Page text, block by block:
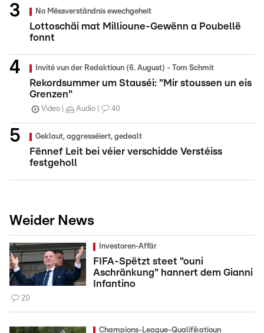
No Mëssverständnis ewechgeheit
Lottoschäi mat Millioune-Gewënn a Poubellë
fonnt
Invité vun der Redaktioun (6. August) - Tom Schmit
Rekordsummer um Stauséi: "Mir stoussen un eis
Grenzen"
Video Audio 40
Geklaut, aggresséiert, gedealt
Fënnef Leit bei véier verschidde Verstéiss
festgeholl
Weider News
Investoren-Affär
FIFA-Spëtzt steet "ouni
Aschränkung" hannert dem Gianni
Infantino
20
Champions-League-Qualifikatioun